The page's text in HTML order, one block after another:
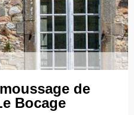
de
Bocage